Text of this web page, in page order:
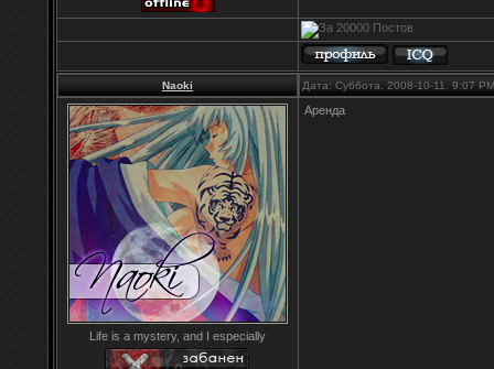
Naoki Дата: Суббота, 2008-10-11, 9:07
Life is a mystery, and I especially
Аренда